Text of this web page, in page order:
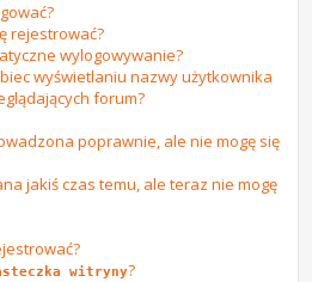
rejestrować?
wylogowywanie?
wyświetlaniu nazwy użytkownika
forum?
poprawnie, ale nie mogę się
jakiś czas temu, ale teraz nie mogę
witryny?